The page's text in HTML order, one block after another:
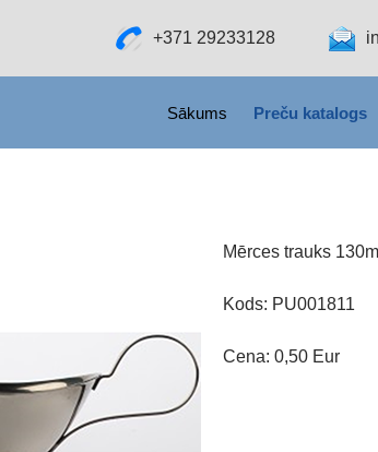
+371 29233128
Sākums Preču katalogs
Mērces trauks
Kods: PU001811
Cena: 0,50 Eur